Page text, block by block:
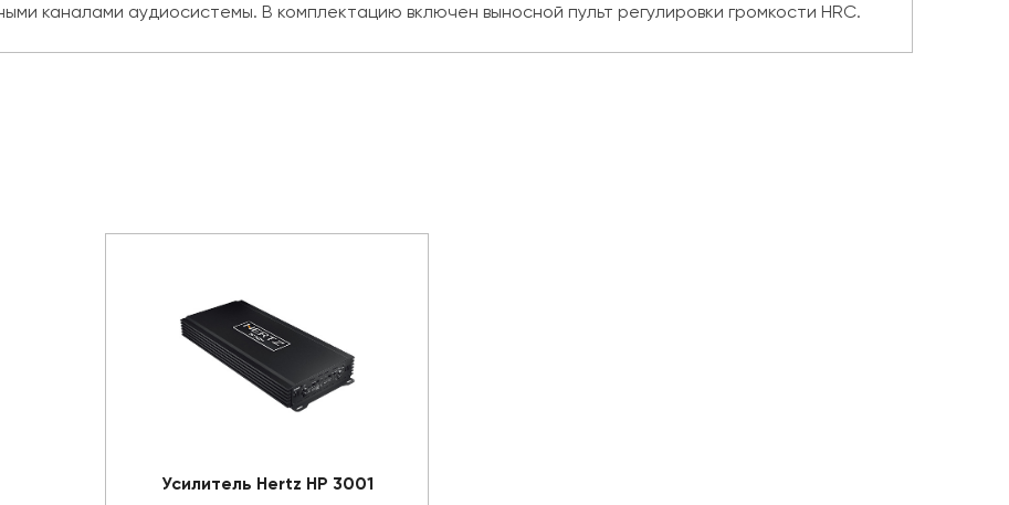
каналами аудиосистемы. В комплектацию включен выносной пульт регулировки громкости HRC.
Усилитель Hertz HP 3001